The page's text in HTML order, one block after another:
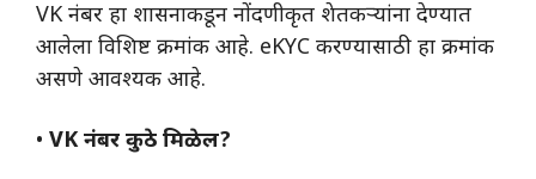
VK नंबर हा शासनाकडून नोंदणीकृत शेतकऱ्यांना देण्यात
आलेला विशिष्ट क्रमांक आहे. eKYC करण्यासाठी हा क्रमांक
असणे आवश्यक आहे.
• VK नंबर कुठे मिळेल?